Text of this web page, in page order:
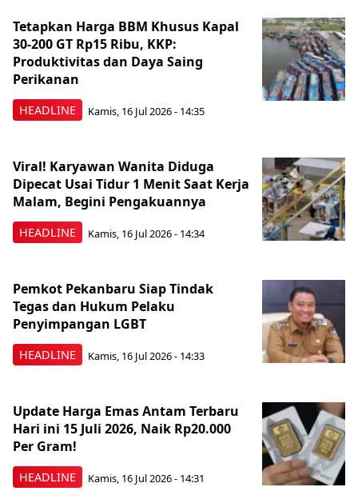
HEADLINE
Tetapkan Harga BBM Khusus Kapal
30-200 GT Rp15 Ribu, KKP:
Produktivitas dan Daya Saing
Perikanan
Kamis, 16 Jul 2026 - 14:35
HEADLINE
Viral! Karyawan Wanita Diduga
Dipecat Usai Tidur 1 Menit Saat Kerja
Malam, Begini Pengakuannya
Kamis, 16 Jul 2026 - 14:34
HEADLINE
Pemkot Pekanbaru Siap Tindak
Tegas dan Hukum Pelaku
Penyimpangan LGBT
Kamis, 16 Jul 2026 - 14:33
HEADLINE
Update Harga Emas Antam Terbaru
Hari ini 15 Juli 2026, Naik Rp20.000
Per Gram!
Kamis, 16 Jul 2026 - 14:31